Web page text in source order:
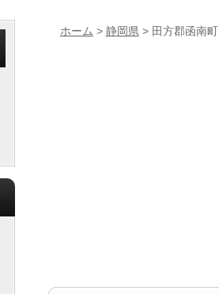
ホーム > 静岡県 > 田方郡函南町